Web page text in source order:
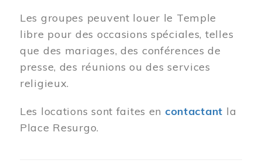
Les groupes peuvent louer le Temple
libre pour des occasions spéciales, telles
que des mariages, des conférences de
presse, des réunions ou des services
religieux.
Les locations sont faites en contactant la
Place Resurgo.